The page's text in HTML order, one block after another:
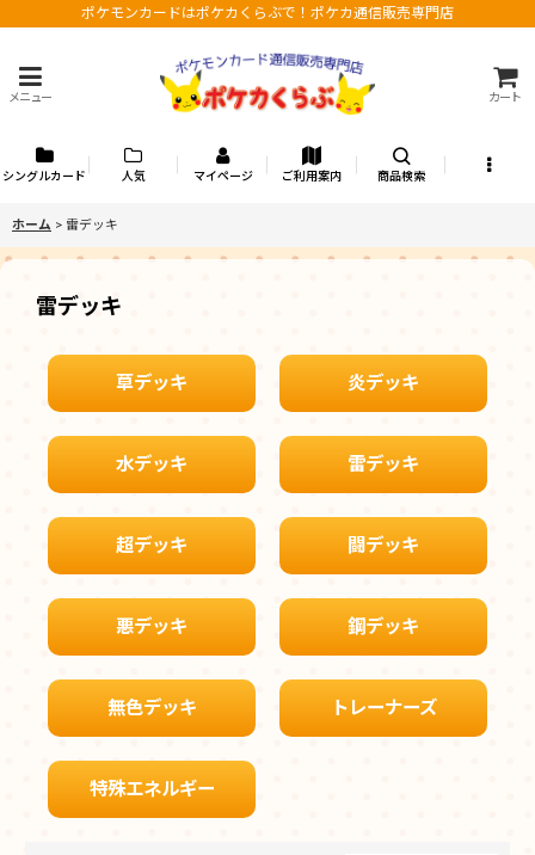
ポケモンカードはポケカくらぶで！ポケカ通信販売専門店
メニュー カート
シングルカード 人気 マイページ ご利用案内 商品検索
ホーム > 雷デッキ
雷デッキ
草デッキ 炎デッキ
水デッキ 雷デッキ
超デッキ 闘デッキ
悪デッキ 鋼デッキ
無色デッキ トレーナーズ
特殊エネルギー